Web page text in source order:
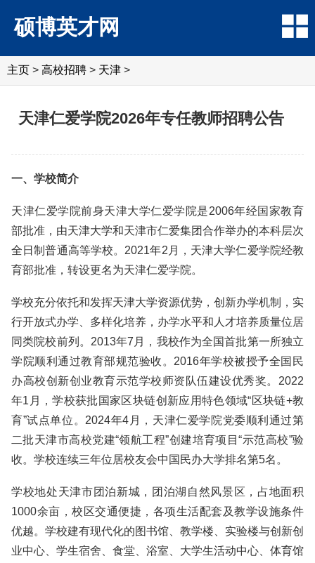
硕博英才网
主页 > 高校招聘 > 天津 >
天津仁爱学院2026年专任教师招聘公告
一、学校简介
天津仁爱学院前身天津大学仁爱学院是2006年经国家教育
部批准，由天津大学和天津市仁爱集团合作举办的本科层次
全日制普通高等学校。2021年2月，天津大学仁爱学院经教
育部批准，转设更名为天津仁爱学院。
学校充分依托和发挥天津大学资源优势，创新办学机制，实
行开放式办学、多样化培养，办学水平和人才培养质量位居
同类院校前列。2013年7月，我校作为全国首批第一所独立
学院顺利通过教育部规范验收。2016年学校被授予全国民
办高校创新创业教育示范学校师资队伍建设优秀奖。2022
年1月，学校获批国家区块链创新应用特色领域“区块链+教
育”试点单位。2024年4月，天津仁爱学院党委顺利通过第
二批天津市高校党建“领航工程”创建培育项目“示范高校”验
收。学校连续三年位居校友会中国民办大学排名第5名。
学校地处天津市团泊新城，团泊湖自然风景区，占地面积
1000余亩，校区交通便捷，各项生活配套及教学设施条件
优越。学校建有现代化的图书馆、教学楼、实验楼与创新创
业中心、学生宿舍、食堂、浴室、大学生活动中心、体育馆